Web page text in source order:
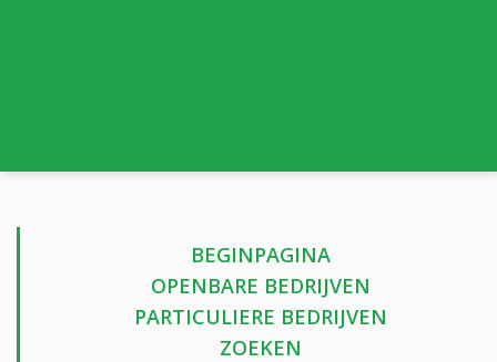
BEGINPAGINA
OPENBARE BEDRIJVEN
PARTICULIERE BEDRIJVEN
ZOEKEN